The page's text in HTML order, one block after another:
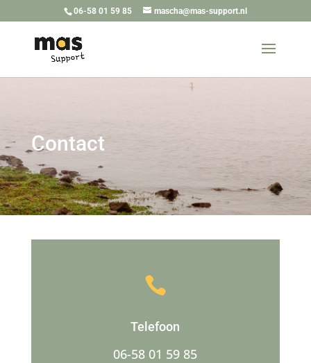
06-58 01 59 85 mascha@mas-support.nl
Contact

Telefoon
06-58 01 59 85